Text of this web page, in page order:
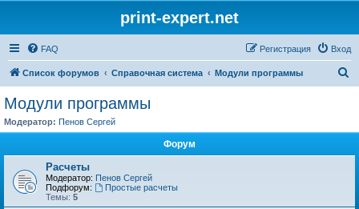
print-expert.net
FAQ Вход
Регистрация
Список форумов Справочная система Модули программы
Модули программы
Модератор: Пенов Сергей
Форум
Расчеты
Модератор: Пенов Сергей
Подфорум:
Простые расчеты
Темы: 5